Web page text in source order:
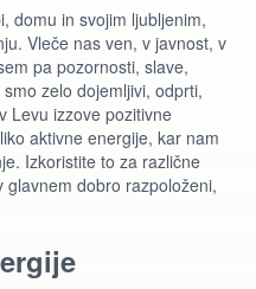
domu in svojim ljubljenim,
Vleče nas ven, v javnost, v
pa pozornosti, slave,
zelo dojemljivi, odprti,
Levu izzove pozitivne
aktivne energije, kar nam
Izkoristite to za različne
dobro razpoloženi,